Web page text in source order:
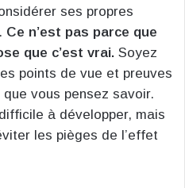
ses propres
Ce n’est pas parce que
que c’est vrai. Soyez
points de vue et preuves
vous pensez savoir.
à développer, mais
les pièges de l’effet